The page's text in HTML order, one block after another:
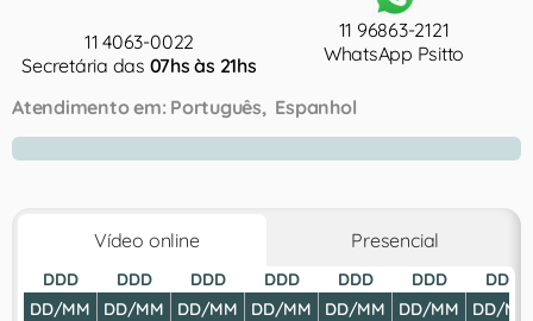
11 4063-0022
Secretária das 07hs às 21hs
11 96863-2121
WhatsApp Psitto
Atendimento em: Português Espanhol
Vídeo online Presencial
DDD
DD/MM
DDD
DD/MM
DDD
DD/MM
DDD
DD/MM
DDD
DD/MM
DDD
DD/MM
DDD
DD/MM